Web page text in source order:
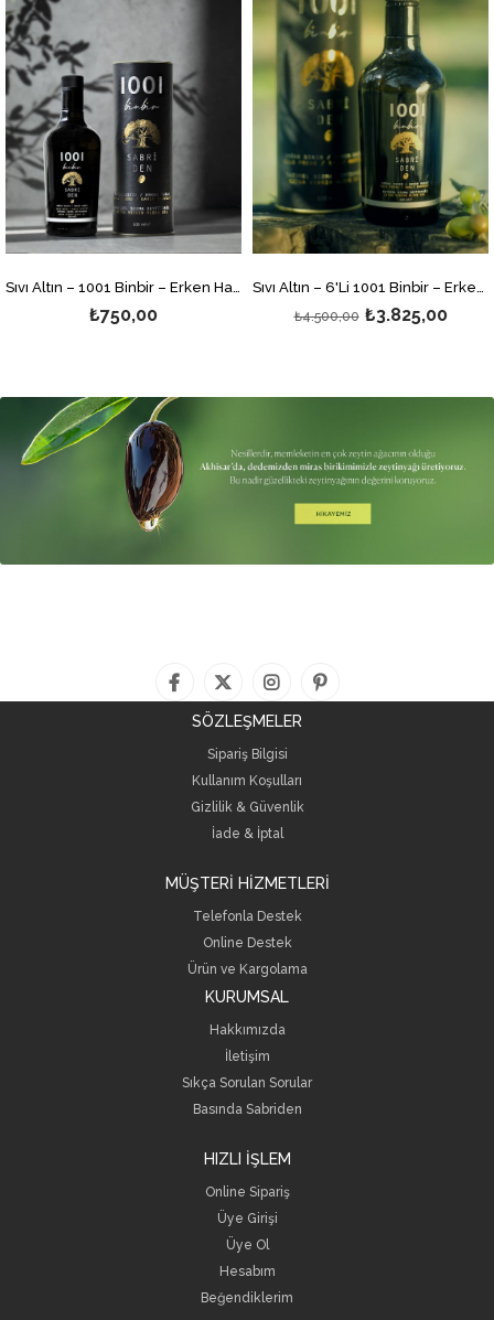
Sıvı Altın – 1001 Binbir – Erken Hasat Soğuk Sıkım Naturel Sızma Zeytinyağı 500ml
₺750,00
Sıvı Altın – 6'Li 1001 Binbir – Erken Hasat Soğuk Sıkım Naturel Sızma Zeytinyağı 500ml
₺3.825,00
₺4.500,00
SÖZLEŞMELER
Sipariş Bilgisi
Kullanım Koşulları
Gizlilik & Güvenlik
İade & İptal
MÜŞTERİ HİZMETLERİ
Telefonla Destek
Online Destek
Ürün ve Kargolama
KURUMSAL
Hakkımızda
İletişim
Sıkça Sorulan Sorular
Basında Sabriden
HIZLI İŞLEM
Online Sipariş
Üye Girişi
Üye Ol
Hesabım
Beğendiklerim